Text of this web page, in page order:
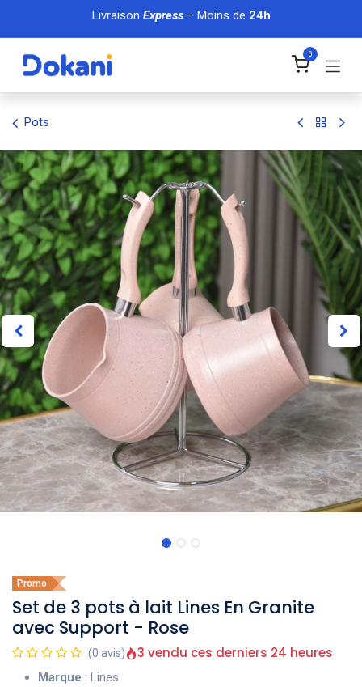
Se rendre au contenu
Livraison Express– Moins de 24h
0
Pots
Promo
Set de 3 pots à lait Lines En Granite
avec Support - Rose
(0 avis) 3 vendu ces derniers 24 heures
Marque : Lines